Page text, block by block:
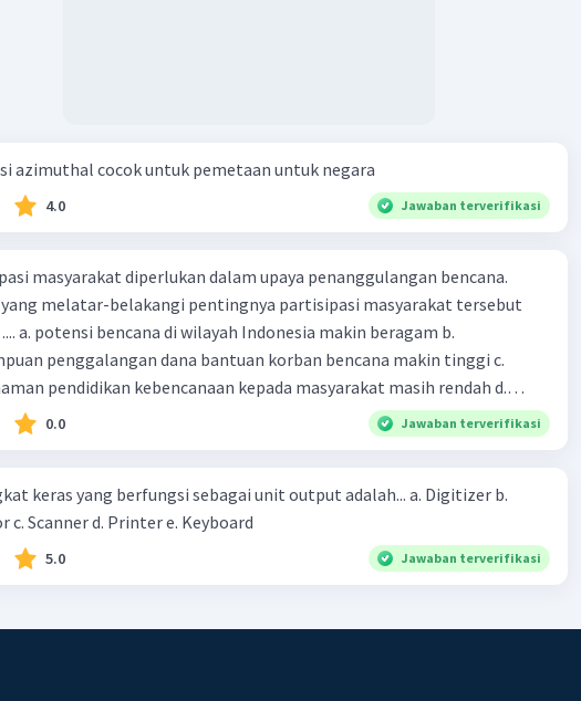
azimuthal cocok untuk pemetaan untuk negara
4.0 Jawaban terverifikasi
masyarakat diperlukan dalam upaya penanggulangan bencana.
melatar-belakangi pentingnya partisipasi masyarakat tersebut
a. potensi bencana di wilayah Indonesia makin beragam b.
penggalangan dana bantuan korban bencana makin tinggi c.
pendidikan kebencanaan kepada masyarakat masih rendah d.
merupakan pihak yang langsung berhadapan dengan bencana e.
pemerintah bahwa masyarakat mampu mengatasi bencana
0.0 Jawaban terverifikasi
keras yang berfungsi sebagai unit output adalah... a. Digitizer b.
c. Scanner d. Printer e. Keyboard
5.0 Jawaban terverifikasi